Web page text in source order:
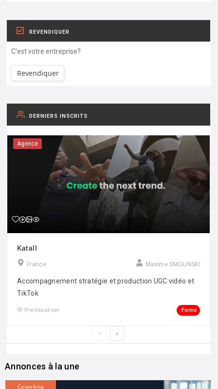
REVENDIQUER
C'est votre entreprise?
Revendiquer
DERNIERS INSCRITS
Agence
Katall
France Maxime SMOLINSKI
Accompagnement stratégie et production UGC vidéo et
TikTok
Prévisualiser Fermé
Annonces à la une
Coworking